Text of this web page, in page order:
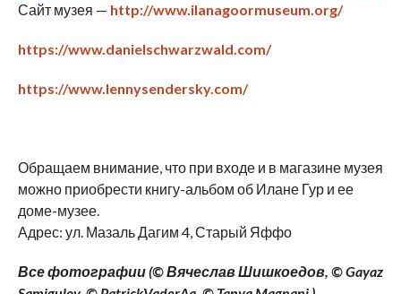
Сайт музея — http://www.ilanagoormuseum.org/
https://www.danielschwarzwald.com/
https://www.lennysendersky.com/
Обращаем внимание, что при входе и в магазине музея
можно приобрести книгу-альбом об Илане Гур и ее
доме-музее.
Адрес: ул. Мазаль Дагим 4, Старый Яффо
Все фотографии (© Вячеслав Шишкоедов, © Gayaz